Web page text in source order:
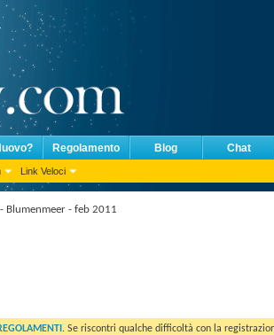
Link Veloci
Regolamento Blog Chat
Blumenmeer - feb 2011
. Se riscontri qualche difficoltà con la